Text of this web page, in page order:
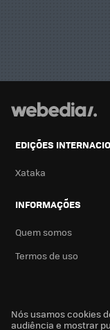
EDIÇÕES
Xataka
INFORMAÇÕES
Quem somos
Termos de uso
Nós usamos cookies
audiência e mostrar